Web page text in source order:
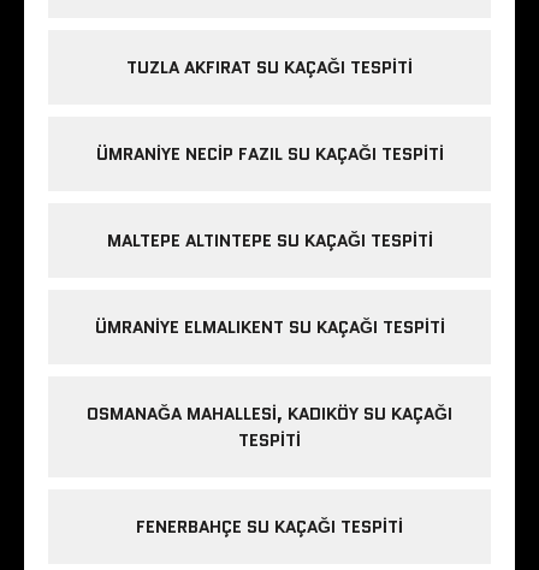
TUZLA AKFIRAT SU KAÇAĞI TESPITI
ÜMRANIYE NECIP FAZIL SU KAÇAĞI TESPITI
MALTEPE ALTINTEPE SU KAÇAĞI TESPITI
ÜMRANIYE ELMALIKENT SU KAÇAĞI TESPITI
OSMANAĞA MAHALLESI, KADIKÖY SU KAÇAĞI
TESPITI
FENERBAHÇE SU KAÇAĞI TESPITI